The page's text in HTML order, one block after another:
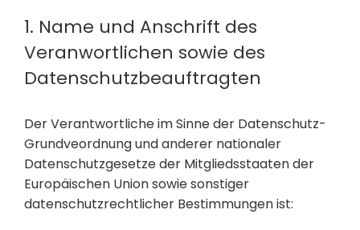
1. Name und Anschrift des
Veranwortlichen sowie des
Datenschutzbeauftragten
Der Verantwortliche im Sinne der Datenschutz-
Grundveordnung und anderer nationaler
Datenschutzgesetze der Mitgliedsstaaten der
Europäischen Union sowie sonstiger
datenschutzrechtlicher Bestimmungen ist: